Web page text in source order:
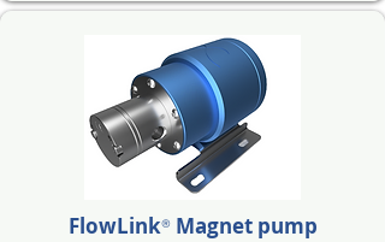
FlowLink®Magnet pump